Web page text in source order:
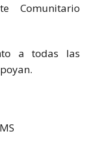
Comunitario
a todas las